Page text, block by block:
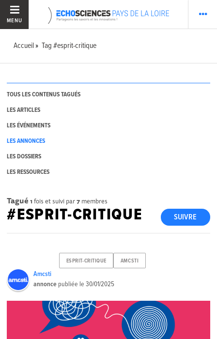
MENU
Accueil Tag #esprit-critique
TOUS LES CONTENUS TAGUÉS
LES ARTICLES
LES ÉVÉNEMENTS
LES ANNONCES
LES DOSSIERS
LES RESSOURCES
Tagué 1 fois et suivi par7 membres
SUIVRE
#ESPRIT-CRITIQUE
ESPRIT-CRITIQUE AMCSTI
Amcsti
annonce publiée le30/01/2025